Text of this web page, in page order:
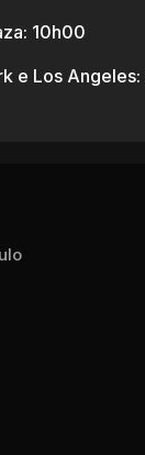
10h00
e Los Angeles: